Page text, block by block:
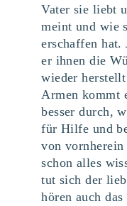
Vater sie liebt
meint und wie
erschaffen
er ihnen die
wieder
Armen kommt
besser durch,
für Hilfe und
von vornherein
schon alles
tut sich der
hören auch